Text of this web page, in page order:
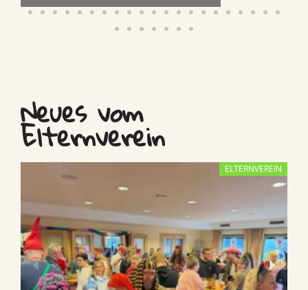
Neues vom
Elternverein
ELTERNVEREIN